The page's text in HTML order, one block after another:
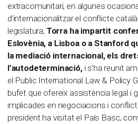
extracomunitari, en algunes
d’internacionalitzar el conflicte
legislatura, Torra ha impartit
Eslovènia, a Lisboa o a Stanford
la mediació internacional, els
l’autodeterminació,i s’ha reunit
el Public International Law & Policy
bufet que ofereix assistència legal i
implicades en negociacions i
president ha visitat el País Basc,